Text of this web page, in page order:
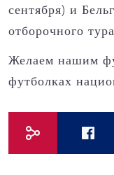
сентября) и
отборочного
Желаем нашим
футболках